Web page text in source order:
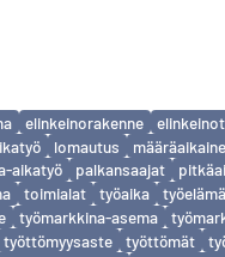
elinkeinorakenne
elinkeinot
lomautus
aikatyö palkansaajat
toimialat työaika työelämä
työmarkkina-asema
työttömyysaste työttömät